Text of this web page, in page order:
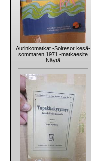
Aurinkomatkat -Solresor kesä-
sommaren 1971 -matkaesite
Näytä